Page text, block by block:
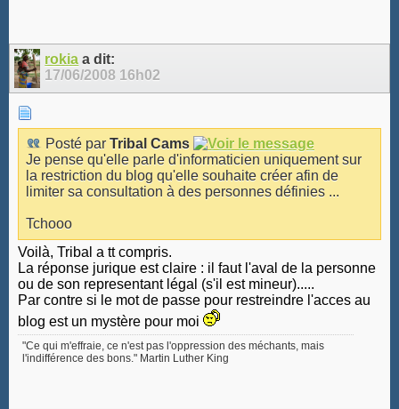
rokia a dit:
17/06/2008 16h02
Posté par Tribal Cams
Je pense qu'elle parle d'informaticien uniquement sur
la restriction du blog qu'elle souhaite créer afin de
limiter sa consultation à des personnes définies ...
Tchooo
Voilà, Tribal a tt compris.
La réponse jurique est claire : il faut l'aval de la personne
ou de son representant légal (s'il est mineur).....
Par contre si le mot de passe pour restreindre l'acces au
blog est un mystère pour moi
"Ce qui m'effraie, ce n'est pas l'oppression des méchants, mais
l'indifférence des bons." Martin Luther King